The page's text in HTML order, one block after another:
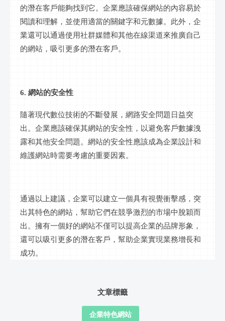
的潛在客戶能夠找到它。企業應該確保網站的內容易於
閱讀和理解，並使用適當的關鍵字和元數據。此外，企
業還可以通過使用社群媒體和其他在線渠道來推廣自己
的網站，吸引更多的潛在客戶。
6. 網站的安全性
隨著現代數位技術的不斷發展，網路安全問題日益突
出。企業應該確保其網站的安全性，以避免客戶數據洩
露和其他安全問題。網站的安全性應該成為企業設計和
維護網站時需要考慮的重要因素。
通過以上建議，企業可以建立一個具有視覺衝擊感，突
出其特色的網站，幫助它們在競爭激烈的市場中脫穎而
出。擁有一個好的網站不僅可以提高企業的品牌形象，
還可以吸引更多的潛在客戶，幫助企業實現業務增長和
成功。
文章標籤
企業特色網站